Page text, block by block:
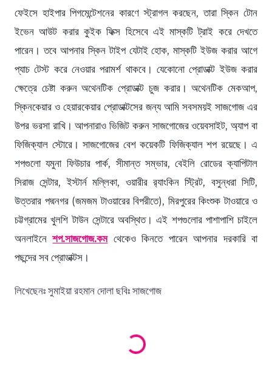
ফেইসে হাইপার পিগমেন্টেশনের কারণে স্ট্রাগল করছেন, তারা স্কিন টোন
ইভেন আউট করার কুইক ফিক্স হিসেবে এই মাস্কটি ট্রাই করে দেখতে
পারেন। তবে আপনার স্কিন টাইপ যেটাই হোক, মাস্কটি ইউজ করার আগে
প্যাচ টেস্ট করে নেওয়ার পরামর্শ থাকবে। যেকোনো প্রোডাক্ট ইউজ করার
ক্ষেত্রে চেষ্টা করুন অথেনটিক প্রোডাক্ট চুজ করার। অথেনটিক মেকআপ,
স্কিনকেয়ার ও হেয়ারকেয়ার প্রোডাক্টসের জন্য আমি সবসময়ই সাজগোজ এর
উপর ভরসা রাখি। আপনারাও ভিজিট করুন সাজগোজের ওয়েবসাইট, অ্যাপ বা
ফিজিক্যাল স্টোরে। সাজগোজের বেশ কয়েকটি ফিজিক্যাল শপ রয়েছে। এ
শপগুলো যমুনা ফিউচার পার্ক, সীমান্ত সম্ভার, বেইলি রোডের ক্যাপিটাল
সিরাজ সেন্টার, ইস্টার্ন মল্লিকা, ওয়ারীর র‍্যাংকিন স্ট্রিট, বসুন্ধরা সিটি,
উত্তরার পদ্মনগর (জমজম টাওয়ারের বিপরীতে), মিরপুরের কিংশুক টাওয়ারে ও
চট্টগ্রামের খুলশি টাউন সেন্টারে অবস্থিত। এই শপগুলোর পাশাপাশি চাইলে
অনলাইনেশপ.সাজগোজ.কমথেকেও কিনতে পারেন আপনার দরকারি বা
পছন্দের সব প্রোডাক্টস।
লিখেছেনঃ সুমাইয়া রহমান দোলা ছবিঃ সাজগোজ
Loading products...